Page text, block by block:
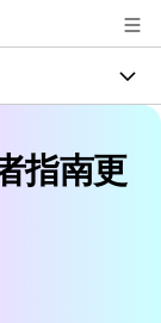
指南更